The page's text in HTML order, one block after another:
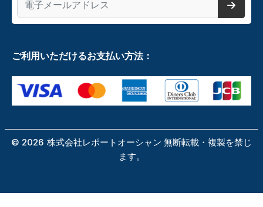
ご利用いただけるお支払い方法：
© 2026 株式会社レポートオーシャン 無断転載・複製を禁じ
ます。